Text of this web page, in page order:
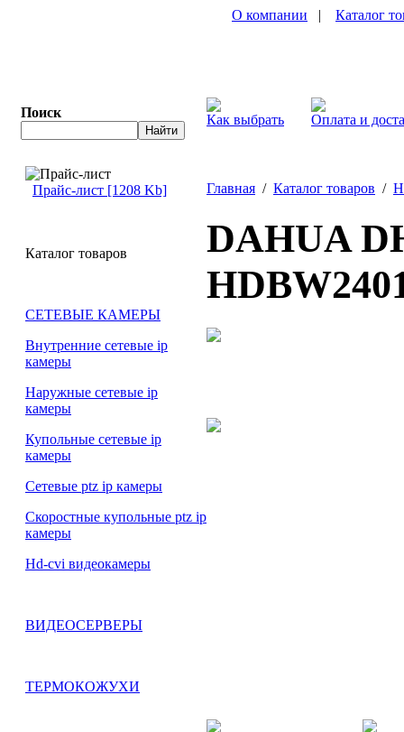
Поиск
О компании | Каталог
Как выбрать Оплата и
Прайс-лист [1208 Kb]
Каталог товаров
СЕТЕВЫЕ КАМЕРЫ
Внутренние сетевые ip
камеры
Наружные сетевые ip
камеры
Купольные сетевые ip
камеры
Сетевые ptz ip камеры
Скоростные купольные ptz ip
камеры
Hd-cvi видеокамеры
ВИДЕОСЕРВЕРЫ
ТЕРМОКОЖУХИ
Главная / Каталог товаров /
DAHUA